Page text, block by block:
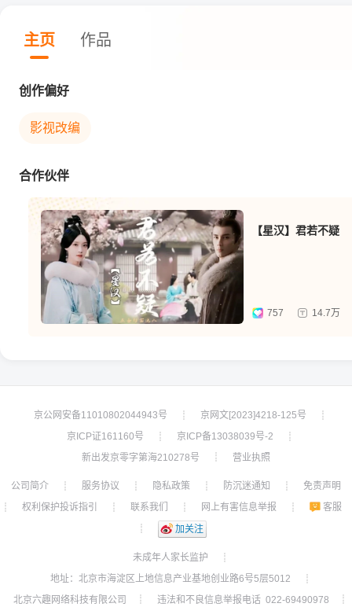
主页 作品
创作偏好
影视改编
合作伙伴
【星汉】君若不疑
757 14.7万
京公网安备11010802044943号 ┊ 京网文[2023]4218-125号
┊
京ICP证161160号
┊ 京ICP备13038039号-2
┊
新出发京零字第海210278号
┊ 营业执照
公司简介 ┊ 服务协议 ┊ 隐私政策 ┊ 防沉迷通知 ┊
免责声明
┊
权利保护投诉指引 ┊ 联系我们 ┊ 网上有害信息举报 ┊
客服
┊
加关注
未成年人家长监护
┊
地址：北京市海淀区上地信息产业基地创业路6号5层5012
┊
北京六趣网络科技有限公司
┊ 违法和不良信息举报电话 022-69490978
┊